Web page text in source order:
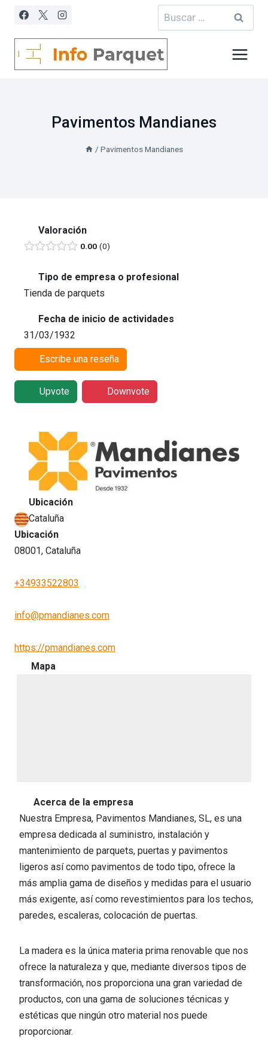
Saltar
contenido
Buscar:
Pavimentos Mandianes
/ Pavimentos Mandianes
Valoración
0.00 0
Tipo de empresa o profesional
Tienda de parquets
Fecha de inicio de actividades
31/03/1932
Escribe una reseña
Upvote Downvote
Ubicación
Cataluña
Ubicación
08001, Cataluña
+34933522803
info@pmandianes.com
https://pmandianes.com
Mapa
Acerca de la empresa
Nuestra Empresa, Pavimentos Mandianes, SL, es una
empresa dedicada al suministro, instalación y
mantenimiento de parquets, puertas y pavimentos
ligeros así como pavimentos de todo tipo, ofrece la
más amplia gama de diseños y medidas para el usuario
más exigente, así como revestimientos para los techos,
paredes, escaleras, colocación de puertas.
La madera es la única materia prima renovable que nos
ofrece la naturaleza y que, mediante diversos tipos de
transformación, nos proporciona una gran variedad de
productos, con una gama de soluciones técnicas y
estéticas que ningún otro material nos puede
proporcionar.